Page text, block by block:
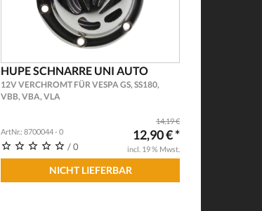
HUPE SCHNARRE UNI AUTO
12V VERCHROMT FÜR VESPA GS, SS180,
VBB, VBA, VLA
ArtNr.: 8700044 - 0
/ 0
14,19 €
12,90 € *
incl. 19 % Mwst.
NICHT LIEFERBAR